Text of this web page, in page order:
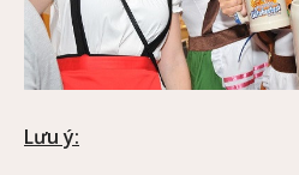
Lưu ý: